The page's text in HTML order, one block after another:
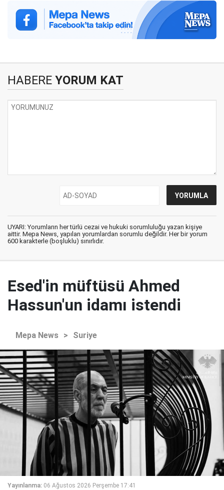
HABERE YORUM KAT
UYARI: Yorumların her türlü cezai ve hukuki sorumluluğu yazan kişiye
aittir. Mepa News, yapılan yorumlardan sorumlu değildir. Her bir yorum
600 karakterle (boşluklu) sınırlıdır.
Esed'in müftüsü Ahmed
Hassun'un idamı istendi
Mepa News > Suriye
Yayınlanma: 06 Ağustos 2026 Perşembe 17:41